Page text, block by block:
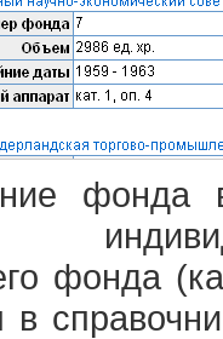
фонда
фонда